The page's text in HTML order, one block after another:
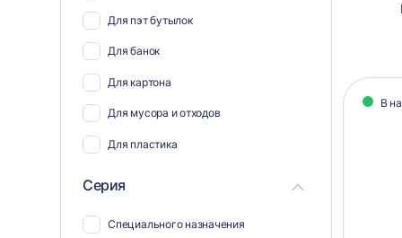
Для пэт бутылок
Для банок
Для картона
Для мусора и отходов
Для пластика
Серия
Специального назначения
В